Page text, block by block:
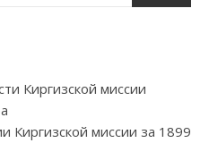
Киргизской миссии
Киргизской миссии за 1899